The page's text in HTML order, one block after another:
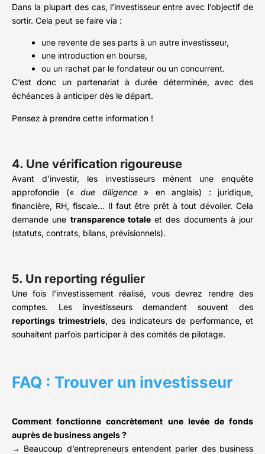
Dans la plupart des cas, l’investisseur entre avec l’objectif de
sortir. Cela peut se faire via :
une revente de ses parts à un autre investisseur,
une introduction en bourse,
ou un rachat par le fondateur ou un concurrent.
C’est donc un partenariat à durée déterminée, avec des
échéances à anticiper dès le départ.
Pensez à prendre cette information !
4. Une vérification rigoureuse
Avant d’investir, les investisseurs mènent une enquête
approfondie (« due diligence» en anglais) : juridique,
financière, RH, fiscale… Il faut être prêt à tout dévoiler. Cela
demande une transparence totaleet des documents à jour
(statuts, contrats, bilans, prévisionnels).
5. Un reporting régulier
Une fois l’investissement réalisé, vous devrez rendre des
comptes. Les investisseurs demandent souvent des
reportings trimestriels, des indicateurs de performance, et
souhaitent parfois participer à des comités de pilotage.
FAQ : Trouver un investisseur
Comment fonctionne concrètement une levée de fonds
auprès de business angels ?
→ Beaucoup d’entrepreneurs entendent parler des business